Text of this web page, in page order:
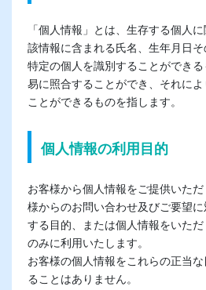
「個人情報」とは、生存する個人
該情報に含まれる氏名、生年月日そ
特定の個人を識別することができ
易に照合することができ、それに
ことができるものを指します。
個人情報の利用目的
お客様から個人情報をご提供いた
様からのお問い合わせ及びご要望
する目的、または個人情報をいた
のみに利用いたします。
お客様の個人情報をこれらの正当
ることはありません。